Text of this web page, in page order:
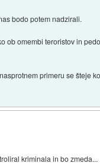
bodo potem nadzirali.
ob omembi teroristov in
primeru se šteje
kriminala in bo zmeda...